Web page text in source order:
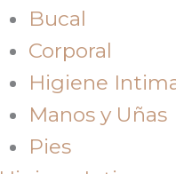
Bucal
Corporal
Higiene
Manos y Uñas
Pies